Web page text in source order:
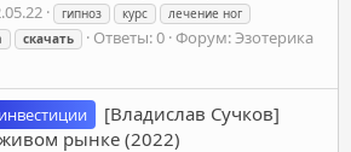
гипноз курс
лечение ног
скачать Ответы: 0 Форум:Эзотерика
[Владислав Сучков]
рынке (2022)